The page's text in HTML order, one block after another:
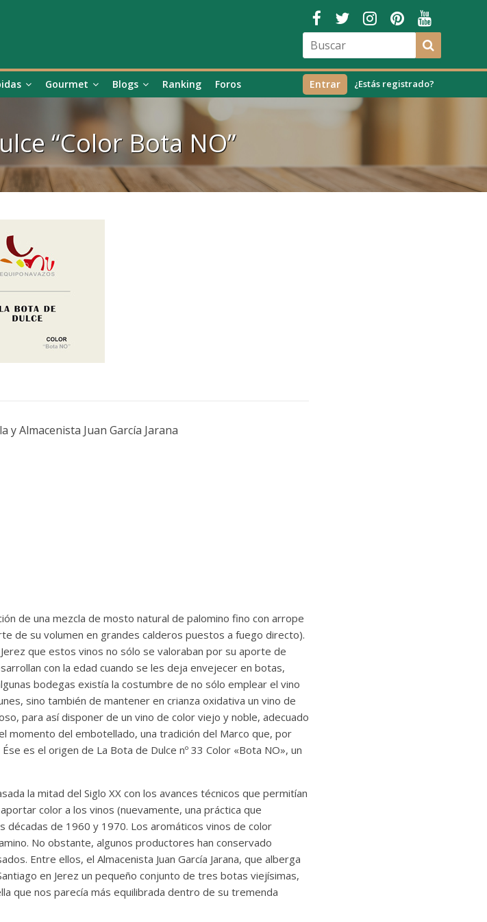
Gourmet Blogs Ranking Foros ¿Estás registrado?
Entrar
“Color Bota NO”
y Almacenista Juan García Jarana
de una mezcla de mosto natural de palomino fino con arrope
de su volumen en grandes calderos puestos a fuego directo).
que estos vinos no sólo se valoraban por su aporte de
con la edad cuando se les deja envejecer en botas,
bodegas existía la costumbre de no sólo emplear el vino
sino también de mantener en crianza oxidativa un vino de
para así disponer de un vino de color viejo y noble, adecuado
momento del embotellado, una tradición del Marco que, por
es el origen de La Bota de Dulce nº 33 Color «Bota NO», un
la mitad del Siglo XX con los avances técnicos que permitían
color a los vinos (nuevamente, una práctica que
décadas de 1960 y 1970. Los aromáticos vinos de color
No obstante, algunos productores han conservado
Entre ellos, el Almacenista Juan García Jarana, que alberga
en Jerez un pequeño conjunto de tres botas viejísimas,
que nos parecía más equilibrada dentro de su tremenda